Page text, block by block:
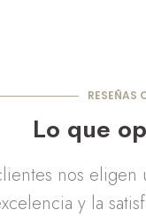
RESEÑAS
Lo que
nos eligen
y la